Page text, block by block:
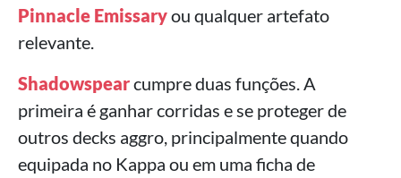
Pinnacle Emissaryou qualquer artefato
relevante.
Shadowspearcumpre duas funções. A
primeira é ganhar corridas e se proteger de
outros decks aggro, principalmente quando
equipada no Kappa ou em uma ficha de